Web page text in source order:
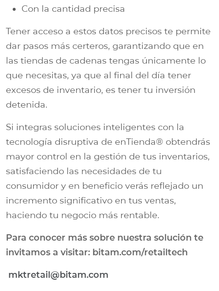
Con la cantidad precisa
Tener acceso a estos datos precisos te permite
dar pasos más certeros, garantizando que en
las tiendas de cadenas tengas únicamente lo
que necesitas, ya que al final del día tener
excesos de inventario, es tener tu inversión
detenida.
Si integras soluciones inteligentes con la
tecnología disruptiva de enTienda® obtendrás
mayor control en la gestión de tus inventarios,
satisfaciendo las necesidades de tu
consumidor y en beneficio verás reflejado un
incremento significativo en tus ventas,
haciendo tu negocio más rentable.
Para conocer más sobre nuestra solución te
invitamos a visitar: bitam.com/retailtech
mktretail@bitam.com